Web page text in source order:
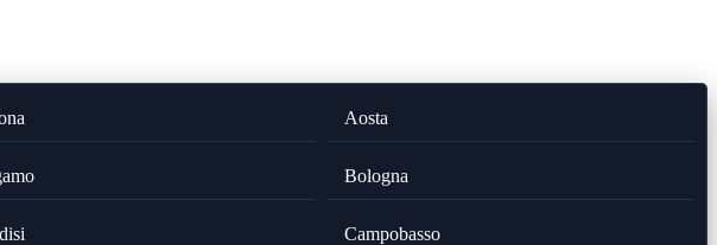
Aosta
Bologna
Campobasso